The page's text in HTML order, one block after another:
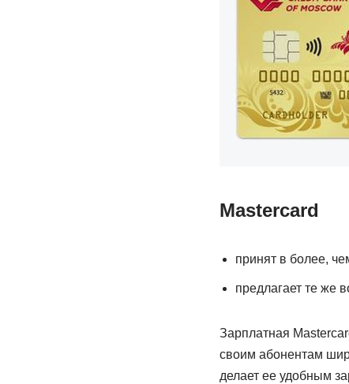
Mastercard
принят в более,
предлагает те же
Зарплатная
своим абонентам
делает ее удобным